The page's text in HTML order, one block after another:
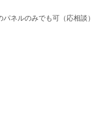
ネルのみでも可（応相談）